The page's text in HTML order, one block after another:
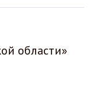
области»